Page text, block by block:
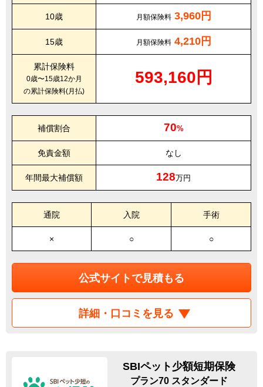
10歳 月額保険料 3,960円
15歳 月額保険料 4,210円
累計保険料
0歳〜15歳12か月
の累計保険料(月払)
593,160円
補償割合 70%
免責金額 なし
年間最大補償額 128万円
通院 入院 手術
× ○ ○
公式サイトで見積もる
詳細・口コミを見る
SBIペット少額短期保険
プラン70 スタンダード